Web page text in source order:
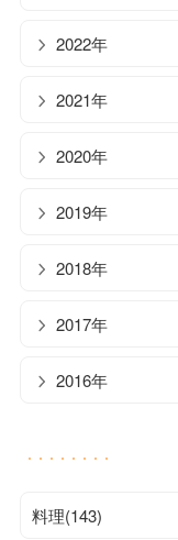
2022年
2021年
2020年
2019年
2018年
2017年
2016年
料理(143)